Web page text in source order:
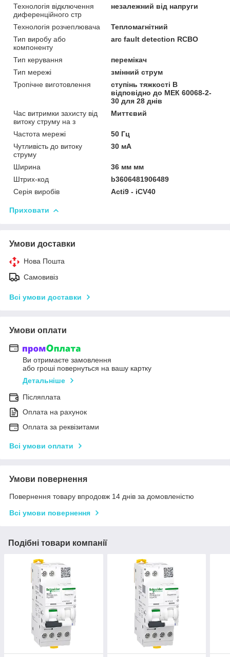
Технологія відключення
диференційного стр
незалежний від напруги
Технологія розчеплювача
Тепломагнітний
Тип виробу або
компоненту
arc fault detection RCBO
Тип керування
перемікач
Тип мережі
змінний струм
Тропічне виготовлення
ступінь тяжкості B
відповідно до МЕК 60068-2-
30 для 28 днів
Час витримки захисту від
витоку струму на з
Миттєвий
Частота мережі
50 Гц
Чутливість до витоку
струму
30 мА
Ширина
36 мм мм
Штрих-код
b3606481906489
Серія виробів
Acti9 - iCV40
Приховати
Умови доставки
Нова Пошта
Самовивіз
Всі умови доставки
Умови оплати
Ви отримаєте замовлення
або гроші повернуться на вашу картку
Детальніше
Післяплата
Оплата на рахунок
Оплата за реквізитами
Всі умови оплати
Умови повернення
Повернення товару впродовж 14 днів за домовленістю
Всі умови повернення
Подібні товари компанії